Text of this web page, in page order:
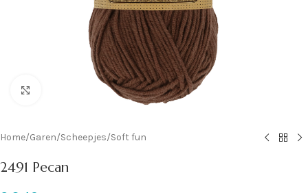
Klik om te vergroten
Home/Garen/Scheepjes/Soft fun
2491 Pecan